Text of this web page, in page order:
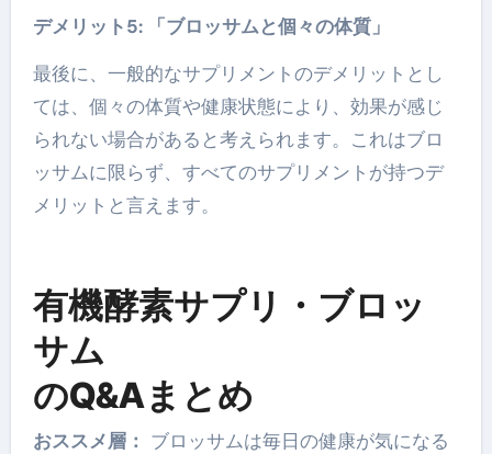
デメリット5: 「ブロッサムと個々の体質」
最後に、一般的なサプリメントのデメリットとし
ては、個々の体質や健康状態により、効果が感じ
られない場合があると考えられます。これはブロ
ッサムに限らず、すべてのサプリメントが持つデ
メリットと言えます。
有機酵素サプリ・ブロッ
サム
のQ&Aまとめ
おススメ層： ブロッサムは毎日の健康が気になる